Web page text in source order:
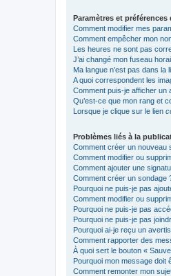
Paramètres et préférences
Comment modifier mes
Comment empêcher mon
Les heures ne sont pas
J’ai changé mon fuseau
Ma langue n’est pas dans la
A quoi correspondent les
Comment puis-je afficher un
Qu’est-ce que mon rang et
Lorsque je clique sur le lien
Problèmes liés à la
Comment créer un nouveau
Comment modifier ou
Comment ajouter une
Comment créer un sondage
Pourquoi ne puis-je pas
Comment modifier ou
Pourquoi ne puis-je pas
Pourquoi ne puis-je pas
Pourquoi ai-je reçu un
Comment rapporter des
À quoi sert le bouton «
Pourquoi mon message doit
Comment remonter mon